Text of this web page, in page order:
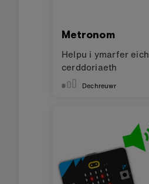
Metronom
Helpu i ymarfer eich
cerddoriaeth
Dechreuwr